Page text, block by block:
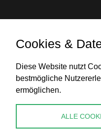
Banküberweisung
info@perlenpresse.de
Cookies &
Diese Website nutzt
bestmögliche
ermöglichen.
ALLE